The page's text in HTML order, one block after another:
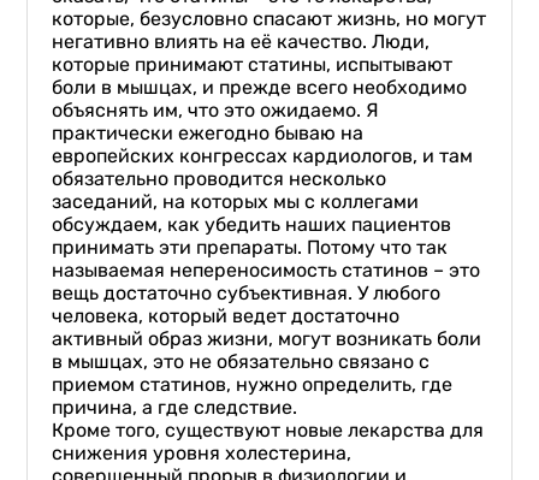
которые, безусловно спасают жизнь, но могут
негативно влиять на её качество. Люди,
которые принимают статины, испытывают
боли в мышцах, и прежде всего необходимо
объяснять им, что это ожидаемо. Я
практически ежегодно бываю на
европейских конгрессах кардиологов, и там
обязательно проводится несколько
заседаний, на которых мы с коллегами
обсуждаем, как убедить наших пациентов
принимать эти препараты. Потому что так
называемая непереносимость статинов – это
вещь достаточно субъективная. У любого
человека, который ведет достаточно
активный образ жизни, могут возникать боли
в мышцах, это не обязательно связано с
приемом статинов, нужно определить, где
причина, а где следствие.
Кроме того, существуют новые лекарства для
снижения уровня холестерина,